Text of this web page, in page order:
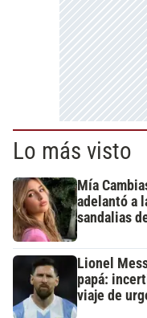
Lo más visto
Mía
adelantó a
sandalias
Lionel
papá:
viaje de